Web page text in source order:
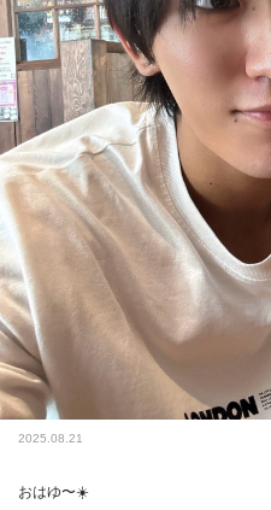
2025.08.21
おはゆ〜☀️